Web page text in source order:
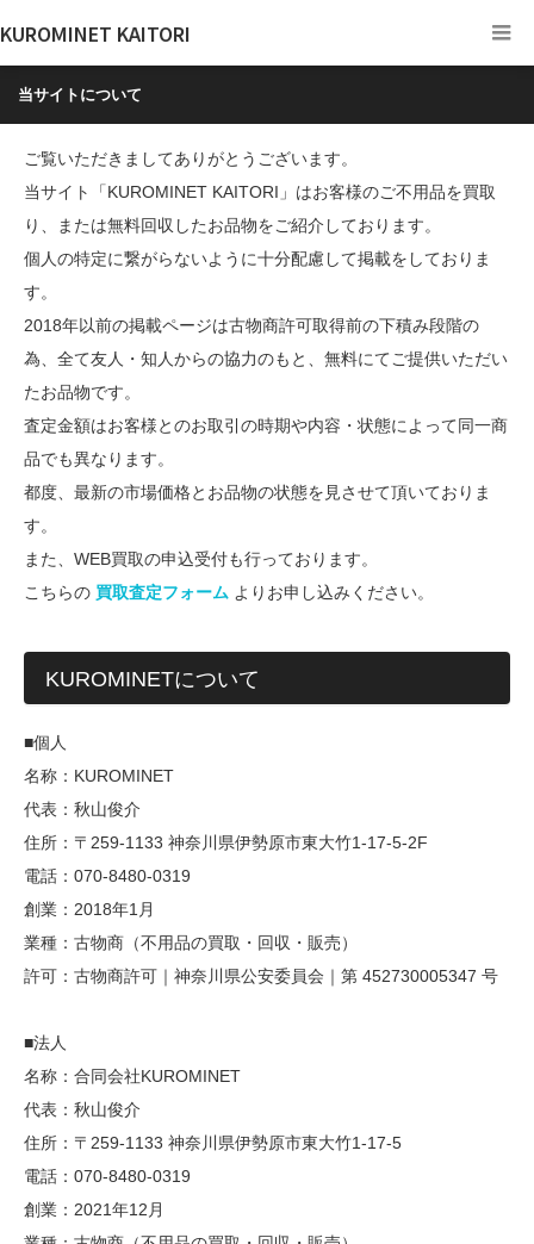
KUROMINET KAITORI
当サイトについて
ご覧いただきましてありがとうございます。
当サイト「KUROMINET KAITORI」はお客様のご不用品を買取
り、または無料回収したお品物をご紹介しております。
個人の特定に繋がらないように十分配慮して掲載をしておりま
す。
2018年以前の掲載ページは古物商許可取得前の下積み段階の
為、全て友人・知人からの協力のもと、無料にてご提供いただい
たお品物です。
査定金額はお客様とのお取引の時期や内容・状態によって同一商
品でも異なります。
都度、最新の市場価格とお品物の状態を見させて頂いておりま
す。
また、WEB買取の申込受付も行っております。
こちらの 買取査定フォーム よりお申し込みください。
KUROMINETについて
■個人
名称：KUROMINET
代表：秋山俊介
住所：〒259-1133 神奈川県伊勢原市東大竹1-17-5-2F
電話：070-8480-0319
創業：2018年1月
業種：古物商（不用品の買取・回収・販売）
許可：古物商許可｜神奈川県公安委員会｜第 452730005347 号
■法人
名称：合同会社KUROMINET
代表：秋山俊介
住所：〒259-1133 神奈川県伊勢原市東大竹1-17-5
電話：070-8480-0319
創業：2021年12月